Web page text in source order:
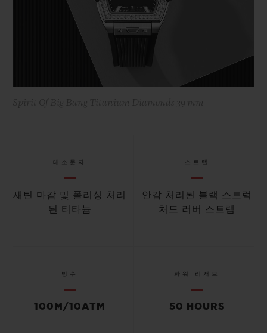
대소문자
새틴 마감 및 폴리싱 처리
된 티타늄
스트랩
안감 처리된 블랙 스트럭
처드 러버 스트랩
방수
100M/10ATM
파워 리저브
50 HOURS